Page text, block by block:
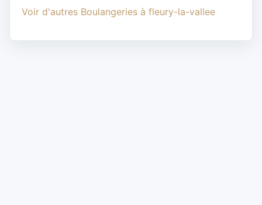
Voir d'autres Boulangeries à fleury-la-vallee